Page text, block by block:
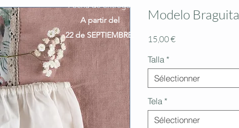
Modelo Braguita
15,00 €Prix
Talla *
Sélectionner
Tela *
Sélectionner
Fecha de entrega:
A partir del
22 de SEPTIEMBRE.